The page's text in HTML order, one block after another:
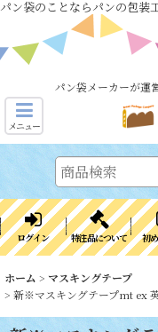
パン袋のことならパンの包
パン袋メーカーが運
メニュー
ログイン 特注品について 初
ホーム > マスキングテープ
> 新※マスキングテープmt ex